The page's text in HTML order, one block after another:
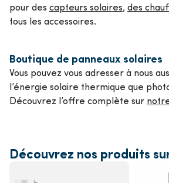
pour des capteurs solaires, des
tous les accessoires.
Boutique de panneaux solaires
Vous pouvez vous adresser à nous
l’énergie solaire thermique que
Découvrez l’offre complète sur
Découvrez nos produits